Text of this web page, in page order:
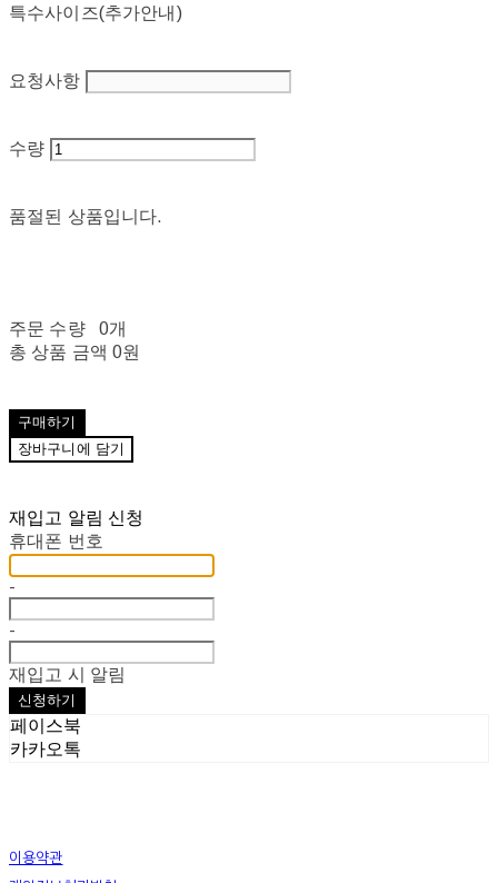
특수사이즈(추가안내)
요청사항
수량
품절된 상품입니다.
주문 수량
0개
총 상품 금액 0원
구매하기
장바구니에 담기
재입고 알림 신청
휴대폰 번호
-
-
재입고 시 알림
신청하기
페이스북
카카오톡
이용약관